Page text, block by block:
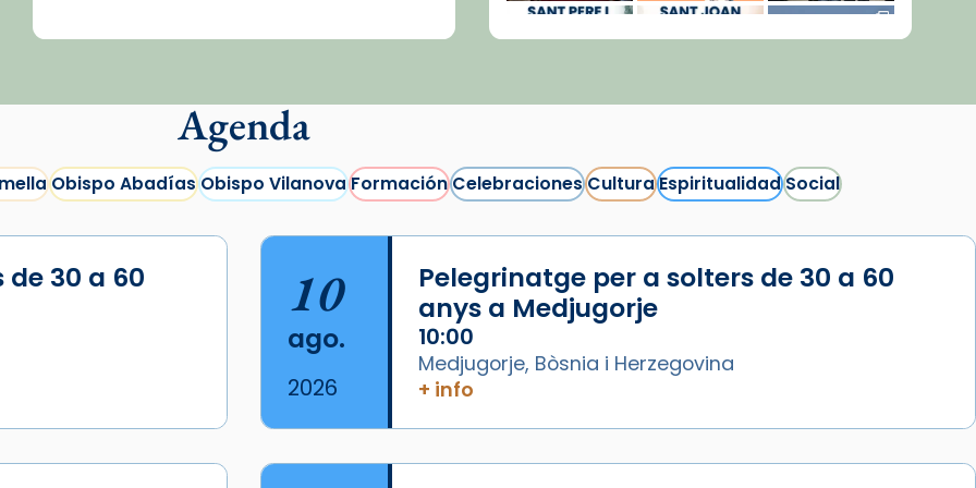
Cargar más...
Agenda
Obispo AbadíasObispo VilanovaFormaciónCelebracionesCulturaEspiritualidadSocial
30 a 60
10
ago.
2026
Pelegrinatge per a solters de 30 a 60
anys a Medjugorje
10:00
Medjugorje, Bòsnia i Herzegovina
+ info